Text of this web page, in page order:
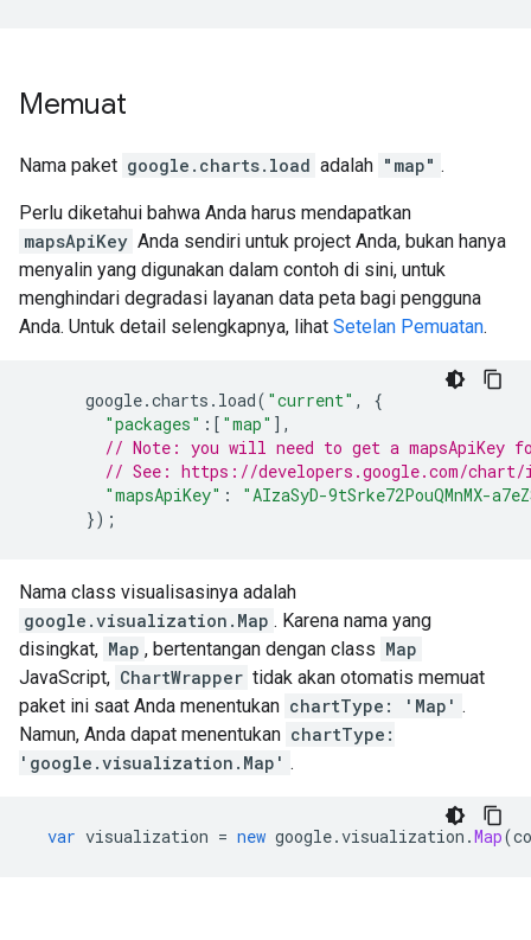
Memuat
Nama paket google.charts.load adalah "map" .
Perlu diketahui bahwa Anda harus mendapatkan
mapsApiKey Anda sendiri untuk project Anda, bukan hanya
menyalin yang digunakan dalam contoh di sini, untuk
menghindari degradasi layanan data peta bagi pengguna
Anda. Untuk detail selengkapnya, lihat Setelan Pemuatan.
google.charts . load( "current" ,
{
"packages" :[ "map" ],
// Note: you will need to get a mapsApiKey
// See: https://developers.google.com/
"mapsApiKey" :
"AIzaSyD-9tSrke72PouQMnMX-
});
Nama class visualisasinya adalah
google.visualization.Map . Karena nama yang
disingkat, Map , bertentangan dengan class Map
JavaScript, ChartWrapper tidak akan otomatis memuat
paket ini saat Anda menentukan chartType: 'Map' .
Namun, Anda dapat menentukan chartType:
'google.visualization.Map' .
var visualization = new google.visualization .Map(